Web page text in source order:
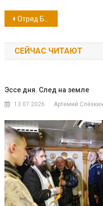
Навигация
Отряд БПС «Князь-Владимирцы» потрудился во флотилии
СЕЙЧАС ЧИТАЮТ
Эссе дня. След на земле
13.07.2026 Артемий Слёзкин